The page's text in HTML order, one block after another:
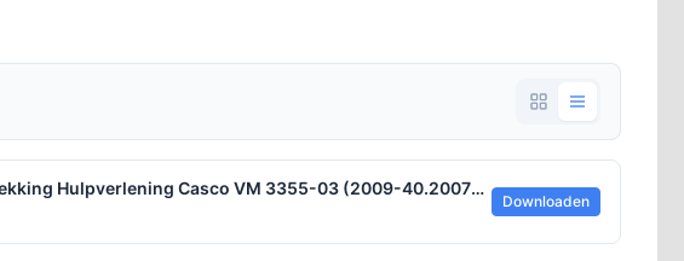
Polisvoorwaarden Dekking Hulpverlening Casco VM 3355-03 (2009-40.2007).pdf
Downloaden